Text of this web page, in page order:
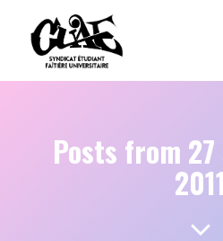
Posts from
2011